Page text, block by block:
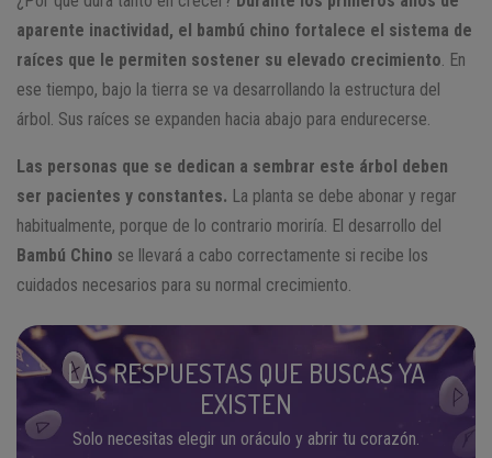
aparente inactividad, el bambú chino fortalece el sistema de
raíces que le permiten sostener su elevado crecimiento . En
ese tiempo, bajo la tierra se va desarrollando la estructura del
árbol. Sus raíces se expanden hacia abajo para endurecerse.
Las personas que se dedican a sembrar este árbol deben
ser pacientes y constantes. La planta se debe abonar y regar
habitualmente, porque de lo contrario moriría. El desarrollo del
Bambú Chino se llevará a cabo correctamente si recibe los
cuidados necesarios para su normal crecimiento.
LAS RESPUESTAS QUE BUSCAS YA
EXISTEN
Solo necesitas elegir un oráculo y abrir tu corazón.